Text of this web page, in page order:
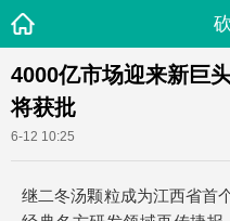
4000亿市场迎来新巨
将获批
6-12 10:25
继二冬汤颗粒成为江西省首